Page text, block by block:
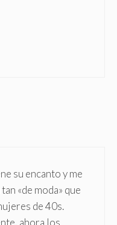
su encanto y me
«de moda» que
de 40s.
ahora los